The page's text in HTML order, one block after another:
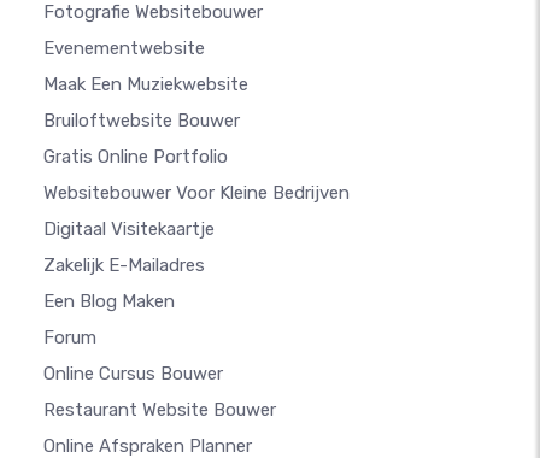
Fotografie Websitebouwer
Evenementwebsite
Maak Een Muziekwebsite
Bruiloftwebsite Bouwer
Gratis Online Portfolio
Websitebouwer Voor Kleine Bedrijven
Digitaal Visitekaartje
Zakelijk E-Mailadres
Een Blog Maken
Forum
Online Cursus Bouwer
Restaurant Website Bouwer
Online Afspraken Planner